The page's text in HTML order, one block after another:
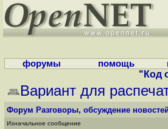
форумы помощь
"Код
Вариант для
Форум Разговоры, обсуждение новостей
Изначальное сообщение